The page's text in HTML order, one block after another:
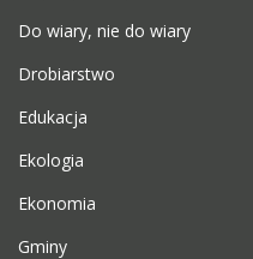
Do wiary, nie do wiary
Drobiarstwo
Edukacja
Ekologia
Ekonomia
Gminy